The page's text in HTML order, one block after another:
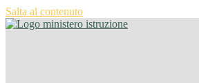
Salta al contenuto